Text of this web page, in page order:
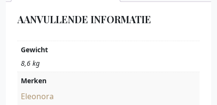
AANVULLENDE INFORMATIE
Gewicht
8,6 kg
Merken
Eleonora